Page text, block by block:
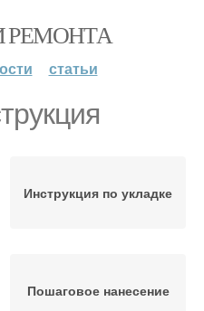
РЕМОНТА
статьи
Инструкция по укладке
Пошаговое нанесение